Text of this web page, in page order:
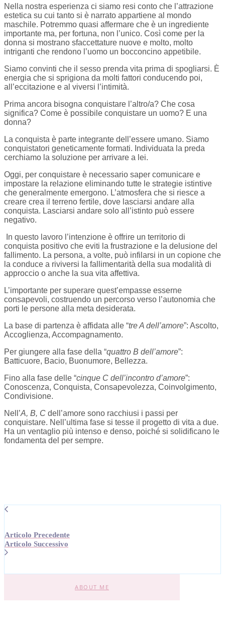
Nella nostra esperienza ci siamo resi conto che l’attrazione
estetica su cui tanto si è narrato appartiene al mondo
maschile. Potremmo quasi affermare che è un ingrediente
importante ma, per fortuna, non l’unico. Così come per la
donna si mostrano sfaccettature nuove e molto, molto
intriganti che rendono l’uomo un bocconcino appetibile.
Siamo convinti che il sesso prenda vita prima di spogliarsi. È
energia che si sprigiona da molti fattori conducendo poi,
all’eccitazione e al viversi l’intimità.
Prima ancora bisogna conquistare l’altro/a? Che cosa
significa? Come è possibile conquistare un uomo? E una
donna?
La conquista è parte integrante dell’essere umano. Siamo
conquistatori geneticamente formati. Individuata la preda
cerchiamo la soluzione per arrivare a lei.
Oggi, per conquistare è necessario saper comunicare e
impostare la relazione eliminando tutte le strategie istintive
che generalmente emergono. L’atmosfera che si riesce a
creare crea il terreno fertile, dove lasciarsi andare alla
conquista. Lasciarsi andare solo all’istinto può essere
negativo.
In questo lavoro l’intenzione è offrire un territorio di
conquista positivo che eviti la frustrazione e la delusione del
fallimento. La persona, a volte, può infilarsi in un copione che
la conduce a riviversi la fallimentarità della sua modalità di
approccio o anche la sua vita affettiva.
L’importante per superare quest’empasse esserne
consapevoli, costruendo un percorso verso l’autonomia che
porti le persone alla meta desiderata.
La base di partenza è affidata alle “tre A dell’amore”: Ascolto,
Accoglienza, Accompagnamento.
Per giungere alla fase della “quattro B dell’amore”:
Batticuore, Bacio, Buonumore, Bellezza.
Fino alla fase delle “cinque C dell’incontro d’amore”:
Conoscenza, Conquista, Consapevolezza, Coinvolgimento,
Condivisione.
Nell’A, B, C dell’amore sono racchiusi i passi per
conquistare. Nell’ultima fase si tesse il progetto di vita a due.
Ha un ventaglio più intenso e denso, poiché si solidificano le
fondamenta del per sempre.
Articolo Precedente
Articolo Successivo
ABOUT ME